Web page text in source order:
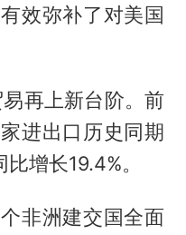
效弥补了对美国
再上新台阶。前
进出口历史同期
增长19.4%。
非洲建交国全面